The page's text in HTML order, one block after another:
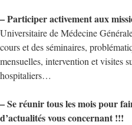
– Participer activement aux
Universitaire de Médecine
cours et des séminaires,
mensuelles, intervention et visites
hospitaliers…
– Se réunir tous les mois pour
d’actualités vous concernant !!!